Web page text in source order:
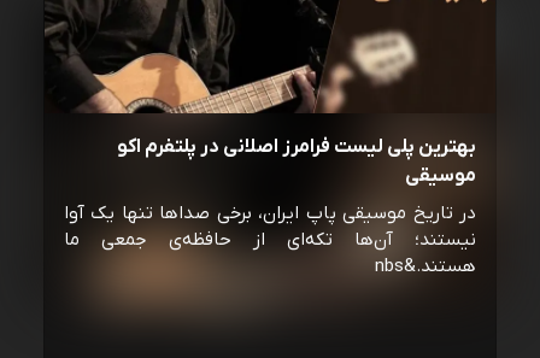
بهترین پلی لیست فرامرز اصلانی در پلتفرم اکو
موسیقی
در تاریخ موسیقی پاپ ایران، برخی صداها تنها یک آوا
نیستند؛ آن‌ها تکه‌ای از حافظه‌ی جمعی ما
هستند.&nbs